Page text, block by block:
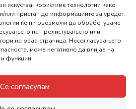
искуства, користиме технологии како
или пристап до информациите за уредот.
ќе ни овозможи да обработуваме
на прелистувањето или
на оваа страница. Несогласувањето
може негативно да влијае на
функции.
Се согласувам